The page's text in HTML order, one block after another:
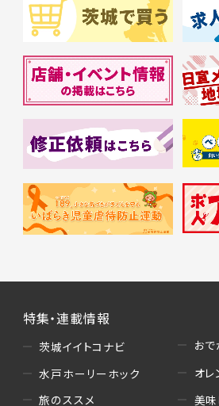
特集・連載情報
茨城イイトコナビ
水戸ホーリーホック
旅のススメ
おで
オ
美味